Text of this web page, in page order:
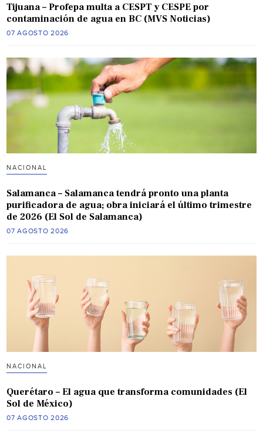
Tijuana – Profepa multa a CESPT y CESPE por
contaminación de agua en BC (MVS Noticias)
07 AGOSTO 2026
NACIONAL
Salamanca – Salamanca tendrá pronto una planta
purificadora de agua; obra iniciará el último trimestre
de 2026 (El Sol de Salamanca)
07 AGOSTO 2026
NACIONAL
Querétaro – El agua que transforma comunidades (El
Sol de México)
07 AGOSTO 2026